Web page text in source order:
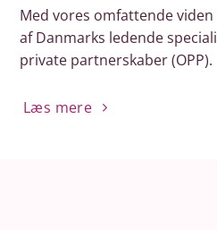
Med vores omfattende viden
af Danmarks ledende
private partnerskaber (OPP).
Læs mere